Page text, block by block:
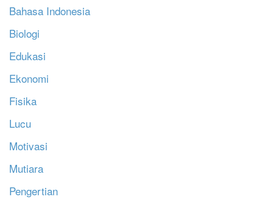
Bahasa Indonesia
Biologi
Edukasi
Ekonomi
Fisika
Lucu
Motivasi
Mutiara
Pengertian